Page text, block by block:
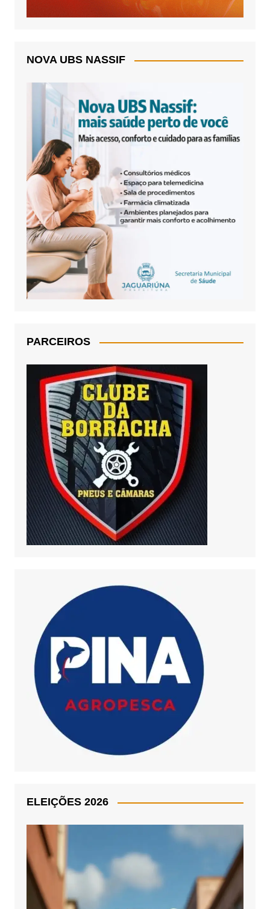
NOVA UBS NASSIF
PARCEIROS
ELEIÇÕES 2026